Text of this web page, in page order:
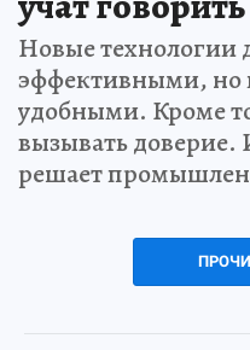
Новые технологии
эффективными, но
удобными. Кроме
вызывать доверие.
решает